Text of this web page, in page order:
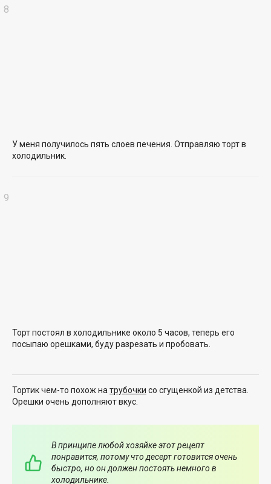
У меня получилось пять слоев печения. Отправляю торт в
холодильник.
Торт постоял в холодильнике около 5 часов, теперь его
посыпаю орешками, буду разрезать и пробовать.
Тортик чем-то похож на трубочки со сгущенкой из детства.
Орешки очень дополняют вкус.
В принципе любой хозяйке этот рецепт
понравится, потому что десерт готовится очень
быстро, но он должен постоять немного в
холодильнике.